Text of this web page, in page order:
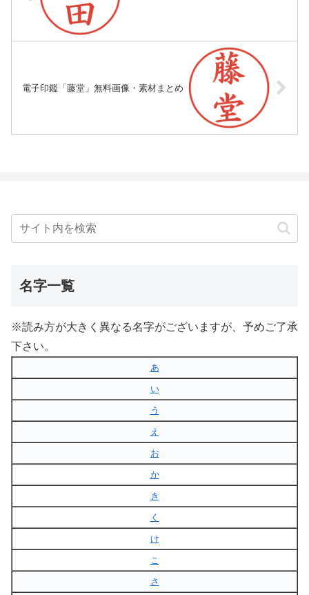
電子印鑑「藤堂」無料画像・素材まとめ
名字一覧
※読み方が大きく異なる名字がございますが、予めご了承
下さい。
あ
い
う
え
お
か
き
く
け
こ
さ